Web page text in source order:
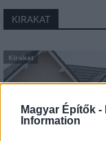
Magyar Építők -
Information
KIRAKAT
Kirakat